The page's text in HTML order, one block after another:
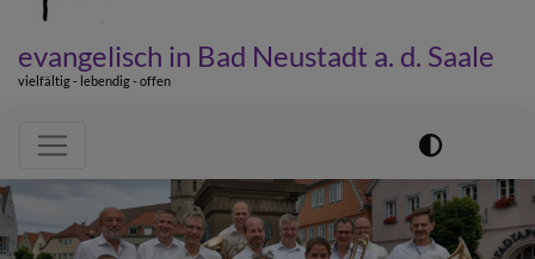
evangelisch in Bad Neustadt a. d. Saale
vielfältig - lebendig - offen
Hauptnavigation